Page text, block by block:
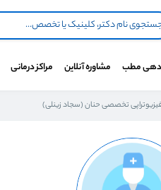
دهی مطب مشاوره آنلاین مراکز درمانی
تخصصی حنان (سجاد زینلی)